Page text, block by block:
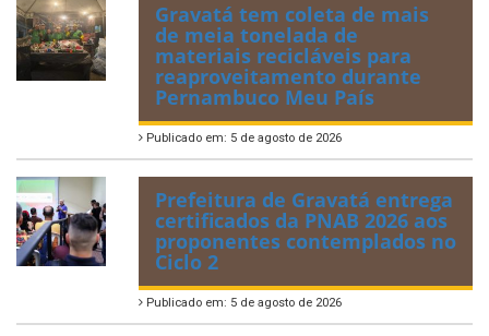
Gravatá tem coleta de mais
de meia tonelada de
materiais recicláveis para
reaproveitamento durante
Pernambuco Meu País
Publicado em: 5 de agosto de 2026
Prefeitura de Gravatá entrega
certificados da PNAB 2026 aos
proponentes contemplados no
Ciclo 2
Publicado em: 5 de agosto de 2026